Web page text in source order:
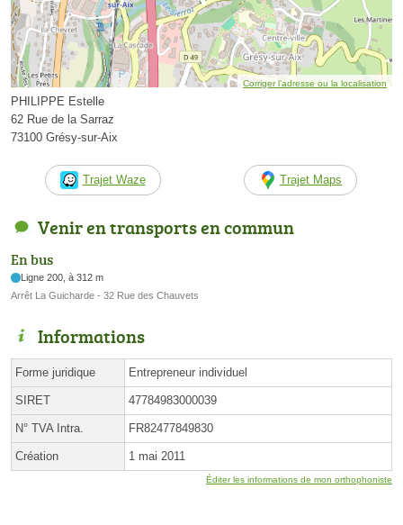
Corriger l’adresse ou la localisation
PHILIPPE Estelle
62 Rue de la Sarraz
73100 Grésy-sur-Aix
Trajet Waze Trajet Maps
Venir en transports en commun
En bus
Ligne 200, à 312 m
Arrêt La Guicharde - 32 Rue des Chauvets
Informations
Forme juridique Entrepreneur individuel
SIRET 47784983000039
N° TVA Intra. FR82477849830
Création 1 mai 2011
Éditer les informations de mon orthophoniste